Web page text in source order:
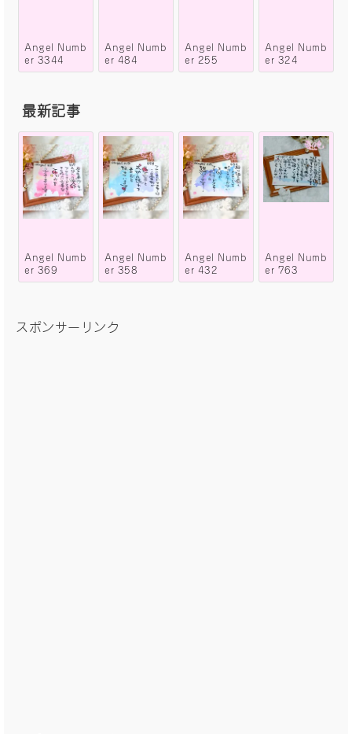
Angel Numb
er 3344
Angel Numb
er 484
Angel Numb
er 255
Angel Numb
er 324
最新記事
Angel Numb
er 369
Angel Numb
er 358
Angel Numb
er 432
Angel Numb
er 763
スポンサーリンク